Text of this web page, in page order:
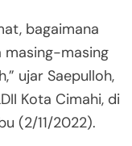
bagaimana
masing-masing
ujar Saepulloh,
Kota Cimahi, di
(2/11/2022).